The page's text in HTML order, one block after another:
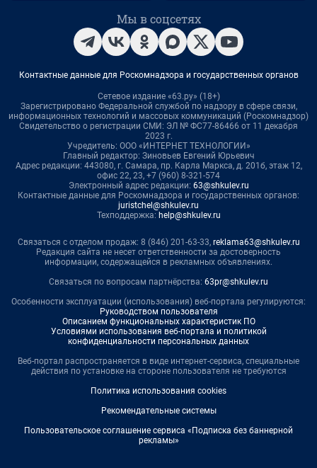
Мы в соцсетях
Контактные данные для Роскомнадзора и государственных органов
Сетевое издание «63.ру» (18+)
Зарегистрировано Федеральной службой по надзору в сфере связи,
информационных технологий и массовых коммуникаций (Роскомнадзор)
Свидетельство о регистрации СМИ: ЭЛ № ФС77-86466 от 11 декабря
2023 г.
Учредитель: ООО «ИНТЕРНЕТ ТЕХНОЛОГИИ»
Главный редактор: Зиновьев Евгений Юрьевич
Адрес редакции: 443080, г. Самара, пр. Карла Маркса, д. 201б, этаж 12,
офис 22, 23, +7 (960) 8-321-574
Электронный адрес редакции: 63@shkulev.ru
Контактные данные для Роскомнадзора и государственных органов:
juristchel@shkulev.ru
Техподдержка: help@shkulev.ru
Связаться с отделом продаж: 8 (846) 201-63-33, reklama63@shkulev.ru
Редакция сайта не несет ответственности за достоверность
информации, содержащейся в рекламных объявлениях.
Связаться по вопросам партнёрства: 63pr@shkulev.ru
Особенности эксплуатации (использования) веб-портала регулируются:
Руководством пользователя
Описанием функциональных характеристик ПО
Условиями использования веб-портала и политикой
конфиденциальности персональных данных
Веб-портал распространяется в виде интернет-сервиса, специальные
действия по установке на стороне пользователя не требуются
Политика использования cookies
Рекомендательные системы
Пользовательское соглашение сервиса «Подписка без баннерной
рекламы»